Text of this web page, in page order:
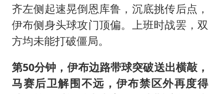
齐左侧起速晃倒恩库鲁，沉底挑传后点，
伊布侧身头球攻门顶偏。上班时战罢，双
方均未能打破僵局。
第50分钟，伊布边路带球突破送出横敲，
马赛后卫解围不远，伊布禁区外再度得